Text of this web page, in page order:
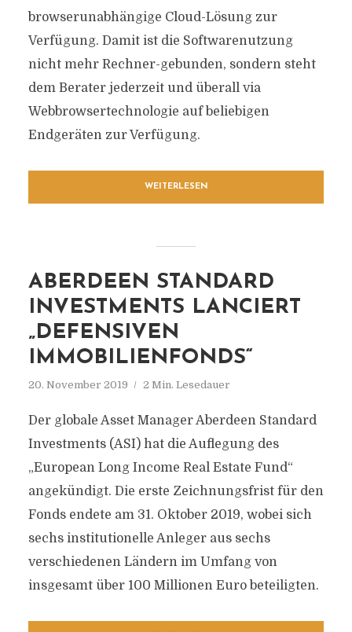
browserunabhängige Cloud-Lösung zur
Verfügung. Damit ist die Softwarenutzung
nicht mehr Rechner-gebunden, sondern steht
dem Berater jederzeit und überall via
Webbrowsertechnologie auf beliebigen
Endgeräten zur Verfügung.
WEITERLESEN
ABERDEEN STANDARD
INVESTMENTS LANCIERT
„DEFENSIVEN
IMMOBILIENFONDS“
20. November 2019 2 Min. Lesedauer
Der globale Asset Manager Aberdeen Standard
Investments (ASI) hat die Auflegung des
„European Long Income Real Estate Fund“
angekündigt. Die erste Zeichnungsfrist für den
Fonds endete am 31. Oktober 2019, wobei sich
sechs institutionelle Anleger aus sechs
verschiedenen Ländern im Umfang von
insgesamt über 100 Millionen Euro beteiligten.